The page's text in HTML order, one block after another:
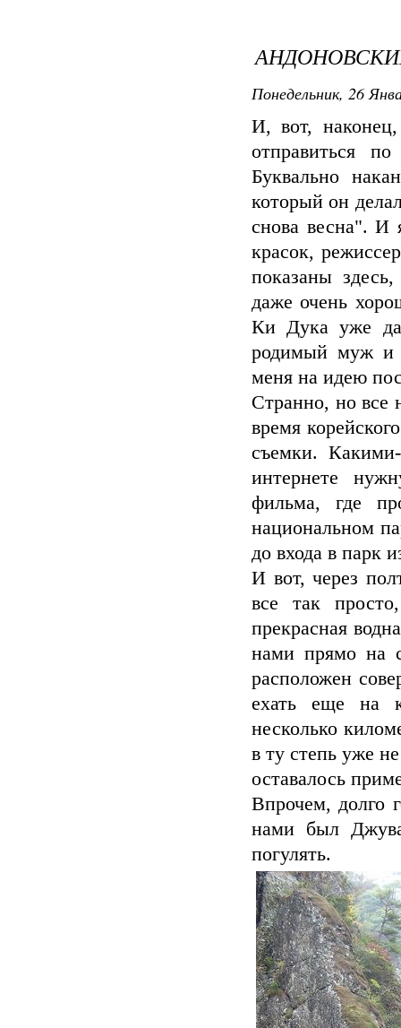
Понедельник, 26
И, вот,
отправиться
Буквально
который он
снова весна". И
красок,
показаны
даже очень
Ки Дука уже
родимый муж и
меня на идею
Странно, но все
время
съемки.
интернете
фильма, где
национальном
до входа в парк
И вот, через
все так
прекрасная
нами прямо на
расположен
ехать еще на
несколько
в ту степь уже
оставалось
Впрочем, долго
нами был
погулять.